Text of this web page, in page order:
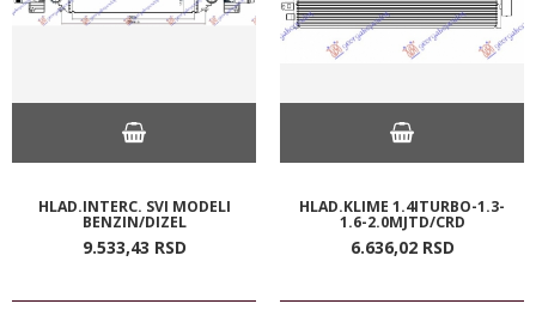
HLAD.INTERC. SVI MODELI
BENZIN/DIZEL
9.533,43 RSD
HLAD.KLIME 1.4ITURBO-1.3-
1.6-2.0MJTD/CRD
6.636,02 RSD